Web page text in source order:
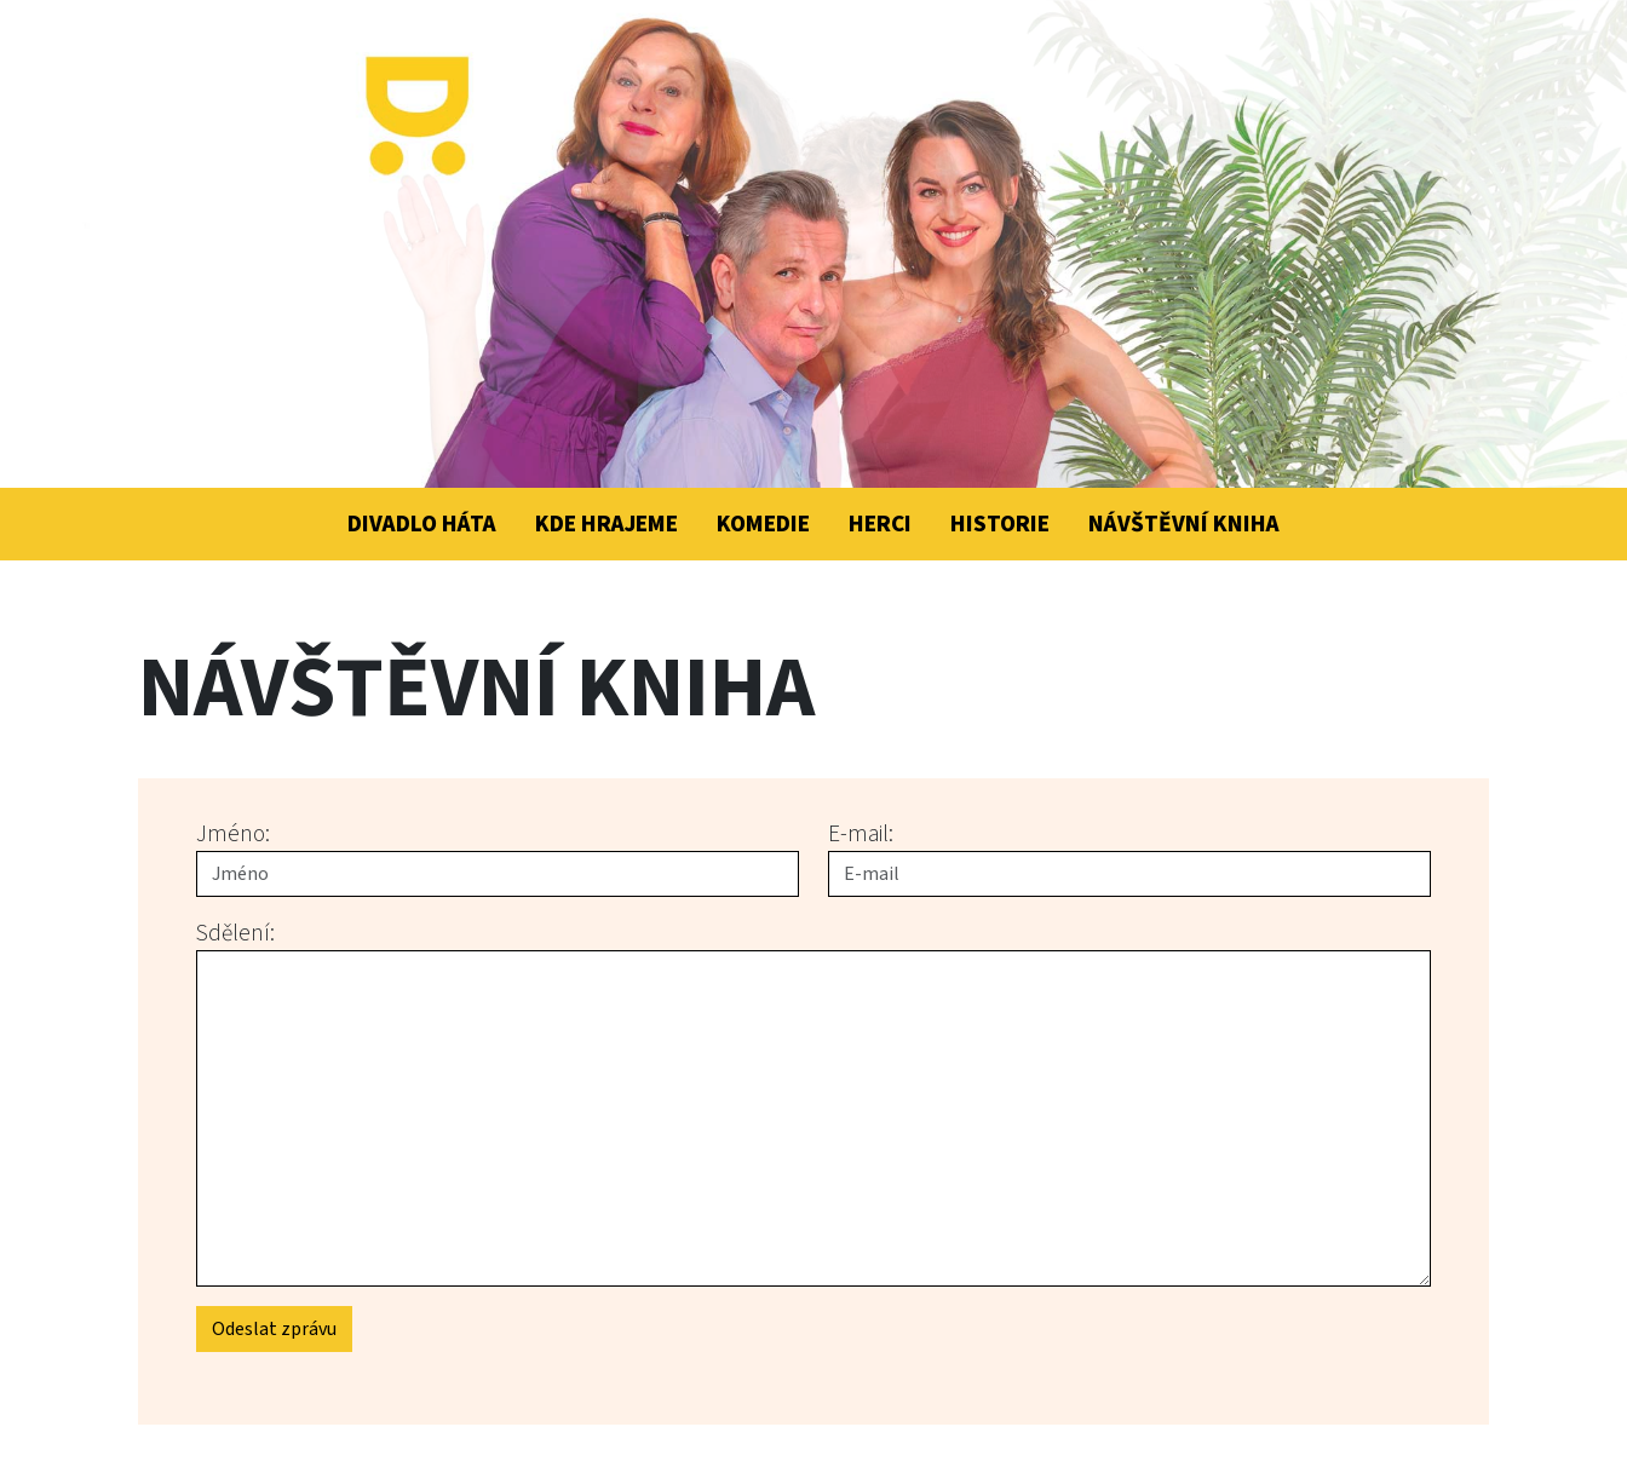
DIVADLO HÁTA KDE HRAJEME KOMEDIE HERCI HISTORIE NÁVŠTĚVNÍ KNIHA
NÁVŠTĚVNÍ KNIHA
Jméno: E-mail:
Sdělení:
Odeslat zprávu